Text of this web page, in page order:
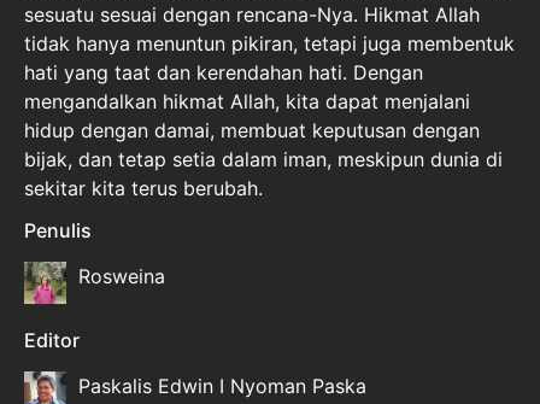
sesuatu sesuai dengan rencana-Nya. Hikmat Allah
tidak hanya menuntun pikiran, tetapi juga membentuk
hati yang taat dan kerendahan hati. Dengan
mengandalkan hikmat Allah, kita dapat menjalani
hidup dengan damai, membuat keputusan dengan
bijak, dan tetap setia dalam iman, meskipun dunia di
sekitar kita terus berubah.
Penulis
Rosweina
Editor
Paskalis Edwin I Nyoman Paska